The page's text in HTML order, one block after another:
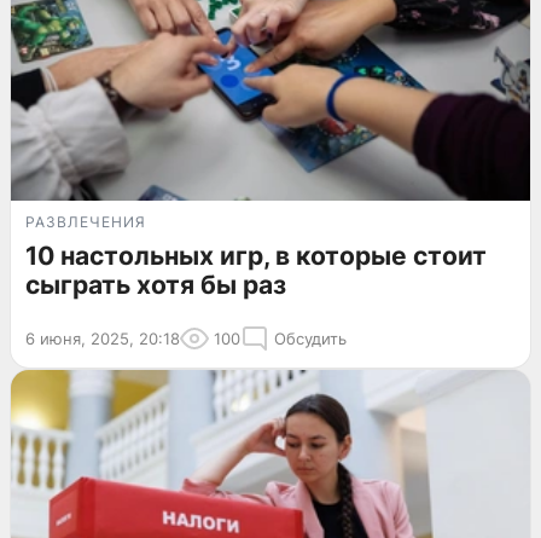
РАЗВЛЕЧЕНИЯ
10 настольных игр, в которые стоит
сыграть хотя бы раз
6 июня, 2025, 20:18 100 Обсудить